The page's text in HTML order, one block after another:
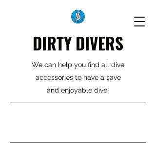
DIRTY DIVERS
We can help you find all dive
accessories to have a save
and enjoyable dive!